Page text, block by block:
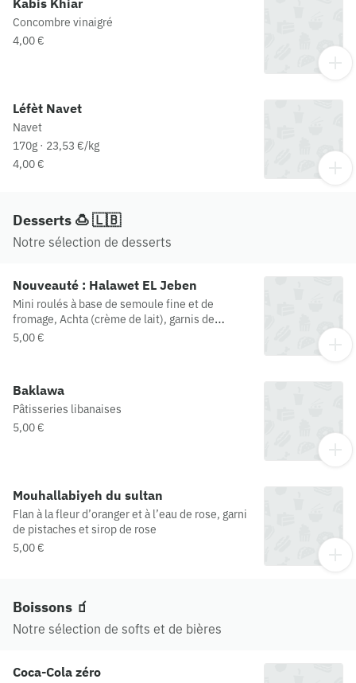
Kabis Khiar
Concombre vinaigré
4,00 €
Léfèt Navet
Navet
170g · 23,53 €/kg
4,00 €
Desserts 🍮 🇱🇧
Notre sélection de desserts
Nouveauté : Halawet EL Jeben
Mini roulés à base de semoule fine et de
fromage, Achta (crème de lait), garnis de
pistaches moulus et arrosés d'un sirop
5,00 €
Baklawa
Pâtisseries libanaises
5,00 €
Mouhallabiyeh du sultan
Flan à la fleur d’oranger et à l’eau de rose, garni
de pistaches et sirop de rose
5,00 €
Boissons 🧃
Notre sélection de softs et de bières
Coca-Cola zéro